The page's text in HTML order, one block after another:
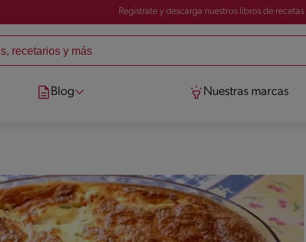
Registrate y descarga nuestros libros de recetas
Blog Nuestras marcas